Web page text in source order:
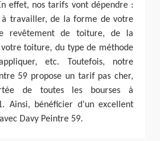
effet, nos tarifs vont dépendre :
travailler, de la forme de votre
revêtement de toiture, de la
votre toiture, du type de méthode
etc. Toutefois, notre
59 propose un tarif pas cher,
de toutes les bourses à
Ainsi, bénéficier d’un excellent
Davy Peintre 59.